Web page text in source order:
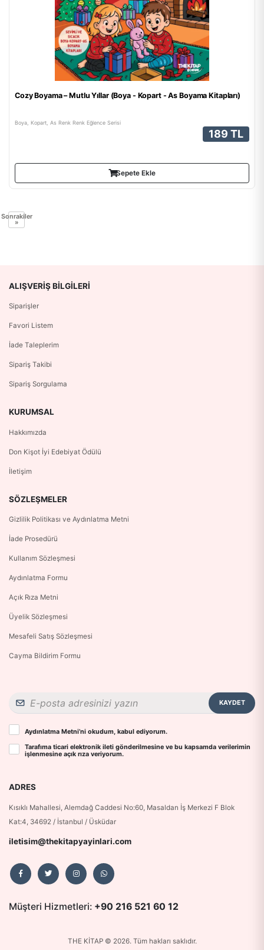
Cozy Boyama – Mutlu Yıllar (Boya - Kopart - As Boyama Kitapları)
Boya, Kopart, As Renk Renk Eğlence Serisi
189 TL
Sepete Ekle
Sonrakiler
»
ALIŞVERIŞ BILGILERI
Siparişler
Favori Listem
İade Taleplerim
Sipariş Takibi
Sipariş Sorgulama
KURUMSAL
Hakkımızda
Don Kişot İyi Edebiyat Ödülü
İletişim
SÖZLEŞMELER
Gizlilik Politikası ve Aydınlatma Metni
İade Prosedürü
Kullanım Sözleşmesi
Aydınlatma Formu
Açık Rıza Metni
Üyelik Sözleşmesi
Mesafeli Satış Sözleşmesi
Cayma Bildirim Formu
KAYDET
Aydınlatma Metni’ni okudum, kabul ediyorum.
Tarafıma ticari elektronik ileti gönderilmesine ve bu kapsamda verilerimin
işlenmesine açık rıza veriyorum.
ADRES
Kısıklı Mahallesi, Alemdağ Caddesi No:60, Masaldan İş Merkezi F Blok
Kat:4, 34692 / İstanbul / Üsküdar
iletisim@thekitapyayinlari.com
Müşteri Hizmetleri: +90 216 521 60 12
THE KİTAP © 2026. Tüm hakları saklıdır.